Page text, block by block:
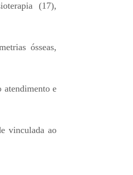
(17),
ósseas,
atendimento e
vinculada ao